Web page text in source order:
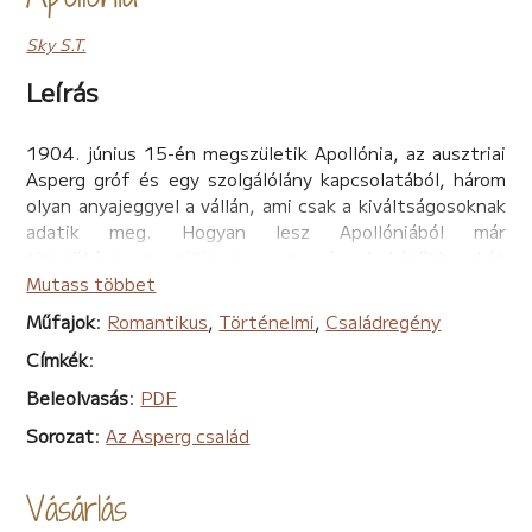
Sky S.T.
Leírás
1904. június 15-én megszületik Apollónia, az ausztriai
Asperg gróf és egy szolgálólány kapcsolatából, három
olyan anyajeggyel a vállán, ami csak a kiváltságosoknak
adatik meg. Hogyan lesz Apollóniából már
márkiné? Kiért dobog a szíve egy életen át? Mire képes
ez a hihetetlenül erős nő azért, hogy megvédje a
gyerekeit és a vagyonát, hogy összetartsa a családot?
Az Asperg család 3. részében megismerjük végre a
dinasztia alapítót és nem mindennapi életét.
"Utálom a családregényeket! Hosszú, évtizedeken, sőt
sokszor évszázadokon át tartó nyűglődés, szenvedés,
S.T. Asperg családjának történetével? El kéne
Mutass többet
Műfajok: Romantikus, Történelmi,Családregény
Címkék:
Beleolvasás: PDF
Sorozat:Az Asperg család
Vásárlás